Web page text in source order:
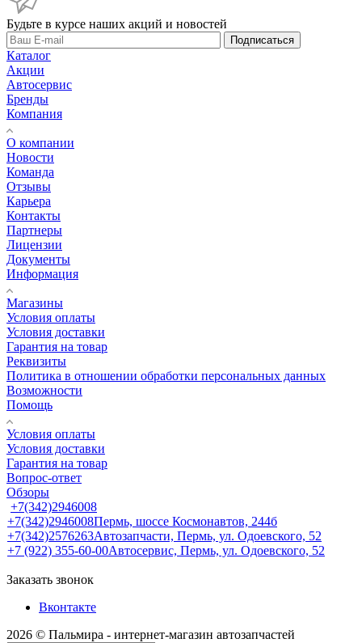
Будьте в курсе наших акций и новостей
Подписаться
Каталог
Акции
Автосервис
Бренды
Компания
О компании
Новости
Команда
Отзывы
Карьера
Контакты
Партнеры
Лицензии
Документы
Информация
Магазины
Условия оплаты
Условия доставки
Гарантия на товар
Реквизиты
Политика в отношении обработки персональных данных
Возможности
Помощь
Условия оплаты
Условия доставки
Гарантия на товар
Вопрос-ответ
Обзоры
+7(342)2946008
+7(342)2946008Пермь, шоссе Космонавтов, 244б
+7(342)2576263Автозапчасти, Пермь, ул. Одоевского, 52
+7 (922) 355-60-00Автосервис, Пермь, ул. Одоевского, 52
Заказать звонок
Вконтакте
2026 © Пальмира - интернет-магазин автозапчастей